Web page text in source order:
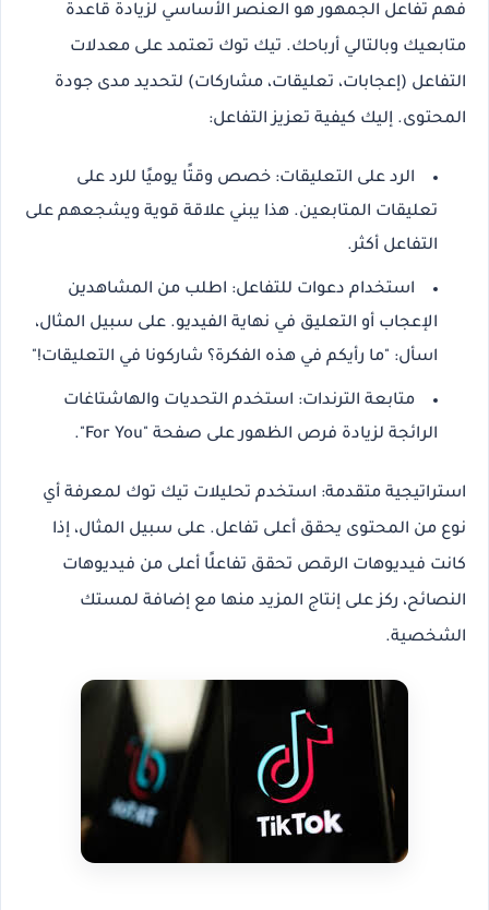
فهم تفاعل الجمهورهو العنصر الأساسي لزيادة قاعدة
متابعيك وبالتالي أرباحك. تيك توك تعتمد على معدلات
التفاعل (إعجابات، تعليقات، مشاركات) لتحديد مدى جودة
المحتوى. إليك كيفية تعزيز التفاعل:
الرد على التعليقات: خصص وقتًا يوميًا للرد على
تعليقات المتابعين. هذا يبني علاقة قوية ويشجعهم على
التفاعل أكثر.
استخدام دعوات للتفاعل: اطلب من المشاهدين
الإعجاب أو التعليق في نهاية الفيديو. على سبيل المثال،
اسأل: "ما رأيكم في هذه الفكرة؟ شاركونا في التعليقات!"
متابعة الترندات: استخدم التحديات والهاشتاغات
الرائجة لزيادة فرص الظهور على صفحة "For You".
استراتيجية متقدمة: استخدم تحليلات تيك توك لمعرفة أي
نوع من المحتوى يحقق أعلى تفاعل. على سبيل المثال، إذا
كانت فيديوهات الرقص تحقق تفاعلًا أعلى من فيديوهات
النصائح، ركز على إنتاج المزيد منها مع إضافة لمستك
الشخصية.